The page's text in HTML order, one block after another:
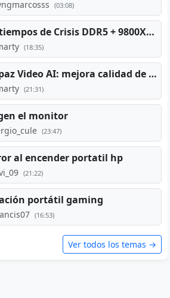
(03:08)
PC TOP en tiempos de Crisis DDR5 + 9800X3D + RTX 5080 [2026][2400€]
(18:35)
PC para Topaz Video AI: mejora calidad de vídeos viejos
(21:31)
el monitor
(23:47)
al encender portatil hp
(21:22)
portátil gaming
(16:53)
Ver todos los temas →